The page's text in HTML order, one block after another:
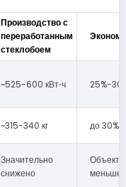
Производство с
переработанным
стеклобоем
~525-600 кВт⋅ч 25%-
~315-340 кг до 30%
Значительно
снижено
меньше